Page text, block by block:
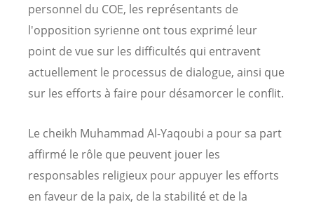
personnel du COE, les représentants de
l'opposition syrienne ont tous exprimé leur
point de vue sur les difficultés qui entravent
actuellement le processus de dialogue, ainsi que
sur les efforts à faire pour désamorcer le conflit.
Le cheikh Muhammad Al-Yaqoubi a pour sa part
affirmé le rôle que peuvent jouer les
responsables religieux pour appuyer les efforts
en faveur de la paix, de la stabilité et de la